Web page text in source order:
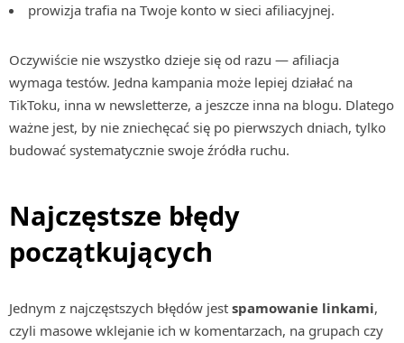
prowizja trafia na Twoje konto w sieci afiliacyjnej.
Oczywiście nie wszystko dzieje się od razu — afiliacja
wymaga testów. Jedna kampania może lepiej działać na
TikToku, inna w newsletterze, a jeszcze inna na blogu. Dlatego
ważne jest, by nie zniechęcać się po pierwszych dniach, tylko
budować systematycznie swoje źródła ruchu.
Najczęstsze błędy
początkujących
Jednym z najczęstszych błędów jest spamowanie linkami,
czyli masowe wklejanie ich w komentarzach, na grupach czy